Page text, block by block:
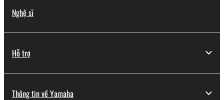
Nghệ sĩ
Hỗ trợ
Thông tin về Yamaha